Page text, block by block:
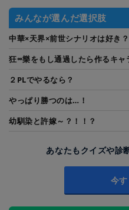
みんなが選んだ選択肢
中華×天界×前世シナリオは好き？
狂∞樂をもし通過したら作るキャ
２PLでやるなら？
やっぱり勝つのは…！
幼馴染と許嫁～？！！？
あなたもクイズや診
今